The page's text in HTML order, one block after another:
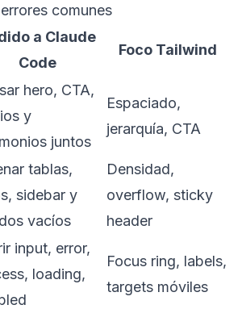
comunes
a Claude
Code
Foco Tailwind
hero, CTA,
y
juntos
Espaciado,
jerarquía, CTA
tablas,
sidebar y
vacíos
Densidad,
overflow, sticky
header
input, error,
loading,
Focus ring, labels,
targets móviles